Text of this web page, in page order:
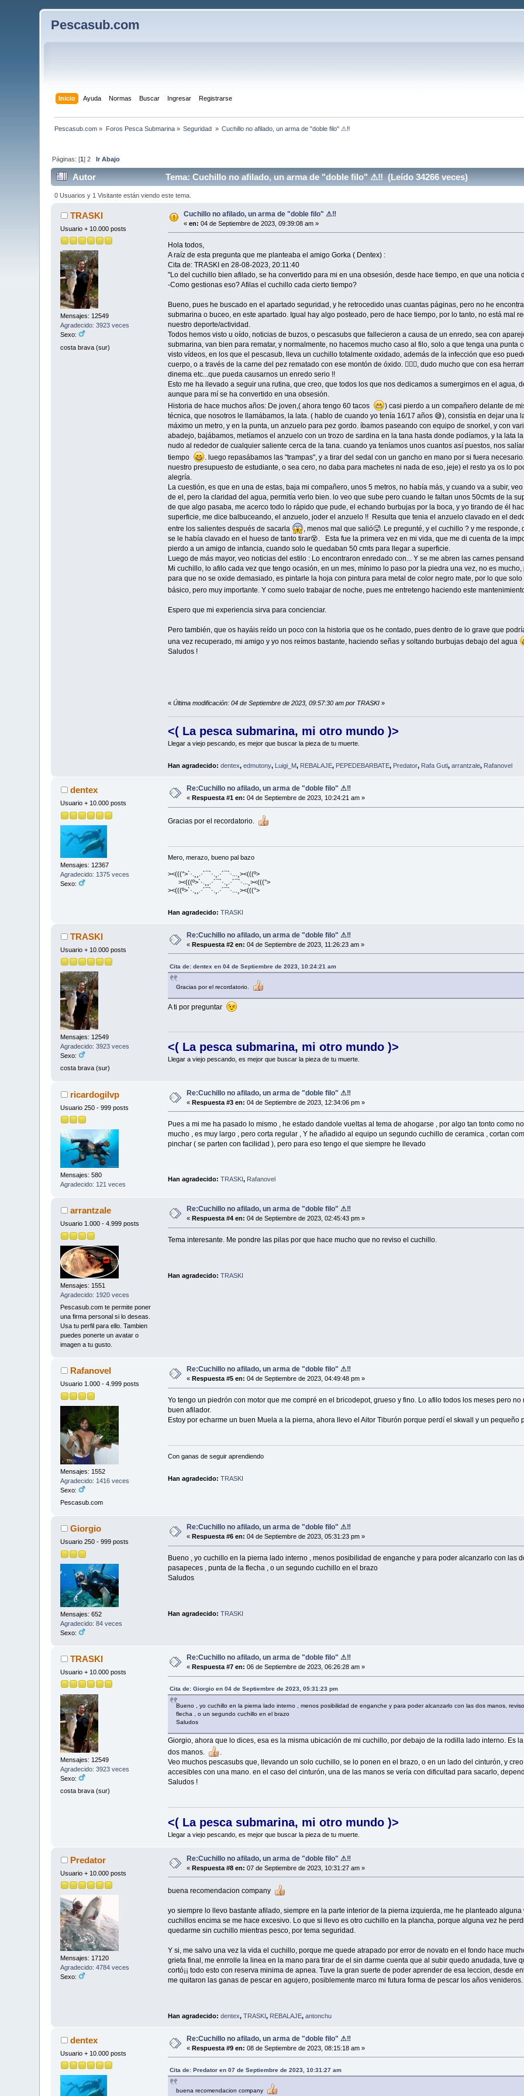
Pescasub.com
Inicio Ayuda Normas Buscar Ingresar Registrarse
Pescasub.com » Foros Pesca Submarina» Seguridad » Cuchillo no afilado, un arma de "doble filo" ⚠‼
Páginas: [1]2 Ir Abajo
Autor Tema: Cuchillo no afilado, un arma de "doble filo" ⚠‼ (Leído 34266 veces)
0 Usuarios y 1 Visitante están viendo este tema.
TRASKI
Usuario + 10.000 posts
Mensajes: 12549
Agradecido: 3923 veces
Sexo:
costa brava (sur)
Cuchillo no afilado, un arma de "doble filo" ⚠‼
«en: 04 de Septiembre de 2023, 09:39:08 am »
Hola todos,
A raíz de esta pregunta que me planteaba el amigo Gorka ( Dentex) :
Cita de: TRASKI en 28-08-2023, 20:11:40
"Lo del cuchillo bien afilado, se ha convertido para mi en una obsesión, desde hace tiempo, en que una noticia
-Como gestionas eso? Afilas el cuchillo cada cierto tiempo?
Bueno, pues he buscado en el apartado seguridad, y he retrocedido unas cuantas páginas, pero no he
submarina o buceo, en este apartado. Igual hay algo posteado, pero de hace tiempo, por lo tanto, no está mal
nuestro deporte/actividad.
Todos hemos visto u oído, noticias de buzos, o pescasubs que fallecieron a causa de un enredo, sea con
submarina, van bien para rematar, y normalmente, no hacemos mucho caso al filo, solo a que tenga una
visto vídeos, en los que el pescasub, lleva un cuchillo totalmente oxidado, además de la infección que eso
cuerpo, o a través de la carne del pez rematado con ese montón de óxido. 🤦🏽‍♂️, dudo mucho que con esa
dinema etc...que pueda causarnos un enredo serio !!
Esto me ha llevado a seguir una rutina, que creo, que todos los que nos dedicamos a sumergirnos en el agua,
aunque para mí se ha convertido en una obsesión.
Historia de hace muchos años: De joven,( ahora tengo 60 tacos
) casi pierdo a un compañero delante de
técnica, que nosotros le llamábamos, la lata. ( hablo de cuando yo tenía 16/17 años 😅), consistía en dejar una
máximo un metro, y en la punta, un anzuelo para pez gordo. íbamos paseando con equipo de snorkel, y con
abadejo, bajábamos, metíamos el anzuelo con un trozo de sardina en la tana hasta donde podíamos, y la lata
nudo al rededor de cualquier saliente cerca de la tana. cuando ya teníamos unos cuantos así puestos, nos
tiempo
. luego repasábamos las "trampas", y a tirar del sedal con un gancho en mano por si fuera
nuestro presupuesto de estudiante, o sea cero, no daba para machetes ni nada de eso, jeje) el resto ya os lo
alegría.
La cuestión, es que en una de estas, baja mi compañero, unos 5 metros, no había más, y cuando va a subir,
de el, pero la claridad del agua, permitía verlo bien. lo veo que sube pero cuando le faltan unos 50cmts de la
de que algo pasaba, me acerco todo lo rápido que pude, el echando burbujas por la boca, y yo tirando de él
superficie, me dice balbuceando, el anzuelo, joder el anzuelo !! Resulta que tenia el anzuelo clavado en el
entre los salientes después de sacarla
, menos mal que salió🥵. Le pregunté, y el cuchillo ? y me
se le había clavado en el hueso de tanto tirar😵. Esta fue la primera vez en mi vida, que me di cuenta de la
pierdo a un amigo de infancia, cuando solo le quedaban 50 cmts para llegar a superficie.
Luego de más mayor, veo noticias del estilo : Lo encontraron enredado con... Y se me abren las carnes
Mi cuchillo, lo afilo cada vez que tengo ocasión, en un mes, mínimo lo paso por la piedra una vez, no es
para que no se oxide demasiado, es pintarle la hoja con pintura para metal de color negro mate, por lo que
básico, pero muy importante. Y como suelo trabajar de noche, pues me entretengo haciendo este
Espero que mi experiencia sirva para concienciar.
Pero también, que os hayáis reído un poco con la historia que os he contado, pues dentro de lo grave que
una vez recuperado, mi amigo y yo nos reímos bastante, haciendo señas y soltando burbujas debajo del agua
Saludos !
« Última modificación: 04 de Septiembre de 2023, 09:57:30 am por TRASKI»
<( La pesca submarina, mi otro mundo )>
Llegar a viejo pescando, es mejor que buscar la pieza de tu muerte.
Han agradecido: dentex, edmutony, Luigi_M, REBALAJE, PEPEDEBARBATE, Predator, Rafa Guti, arrantzale, Rafanovel
dentex
Usuario + 10.000 posts
Mensajes: 12367
Agradecido: 1375 veces
Sexo:
Re:Cuchillo no afilado, un arma de "doble filo" ⚠‼
« Respuesta #1 en: 04 de Septiembre de 2023, 10:24:21 am »
Gracias por el recordatorio.
Mero, merazo, bueno pal bazo
><(((°>`·.¸¸.·´¯`·.¸.·´¯`·...¸><(((º>
><(((º>`·.¸¸.·´¯`·.¸.·´¯`·...¸><(((°>
><(((º>`·.¸¸.·´¯`·.¸.·´¯`·...¸><(((°>
Han agradecido: TRASKI
TRASKI
Usuario + 10.000 posts
Mensajes: 12549
Agradecido: 3923 veces
Sexo:
costa brava (sur)
Re:Cuchillo no afilado, un arma de "doble filo" ⚠‼
«Respuesta #2 en: 04 de Septiembre de 2023, 11:26:23 am »
Cita de: dentex en 04 de Septiembre de 2023, 10:24:21 am
Gracias por el recordatorio.
A ti por preguntar
<( La pesca submarina, mi otro mundo )>
Llegar a viejo pescando, es mejor que buscar la pieza de tu muerte.
ricardogilvp
Usuario 250 - 999 posts
Mensajes: 580
Agradecido: 121 veces
Re:Cuchillo no afilado, un arma de "doble filo" ⚠‼
«Respuesta #3 en: 04 de Septiembre de 2023, 12:34:06 pm »
Pues a mi me ha pasado lo mismo , he estado dandole vueltas al tema de ahogarse , por algo tan tonto como
mucho , es muy largo , pero corta regular , Y he añadido al equipo un segundo cuchillo de ceramica , cortan
pinchar ( se parten con facilidad ), pero para eso tengo el que siempre he llevado
Han agradecido: TRASKI, Rafanovel
arrantzale
Usuario 1.000 - 4.999 posts
Mensajes: 1551
Agradecido: 1920 veces
Pescasub.com te permite poner
una firma personal si lo deseas.
Usa tu perfil para ello. Tambien
puedes ponerte un avatar o
imagen a tu gusto.
Re:Cuchillo no afilado, un arma de "doble filo" ⚠‼
« Respuesta #4 en: 04 de Septiembre de 2023, 02:45:43 pm »
Tema interesante. Me pondre las pilas por que hace mucho que no reviso el cuchillo.
Han agradecido: TRASKI
Rafanovel
Usuario 1.000 - 4.999 posts
Mensajes: 1552
Agradecido: 1416 veces
Sexo:
Pescasub.com
Re:Cuchillo no afilado, un arma de "doble filo" ⚠‼
« Respuesta #5 en: 04 de Septiembre de 2023, 04:49:48 pm »
Yo tengo un piedrón con motor que me compré en el bricodepot, grueso y fino. Lo afilo todos los meses pero
buen afilador.
Estoy por echarme un buen Muela a la pierna, ahora llevo el Aitor Tiburón porque perdí el skwall y un pequeño
Con ganas de seguir aprendiendo
Han agradecido: TRASKI
Giorgio
Usuario 250 - 999 posts
Mensajes: 652
Agradecido: 84 veces
Sexo:
Re:Cuchillo no afilado, un arma de "doble filo" ⚠‼
« Respuesta #6 en: 04 de Septiembre de 2023, 05:31:23 pm »
Bueno , yo cuchillo en la pierna lado interno , menos posibilidad de enganche y para poder alcanzarlo con las
pasapeces , punta de la flecha , o un segundo cuchillo en el brazo
Saludos
Han agradecido: TRASKI
TRASKI
Usuario + 10.000 posts
Mensajes: 12549
Agradecido: 3923 veces
Sexo:
costa brava (sur)
Re:Cuchillo no afilado, un arma de "doble filo" ⚠‼
«Respuesta #7 en: 06 de Septiembre de 2023, 06:26:28 am »
Cita de: Giorgio en 04 de Septiembre de 2023, 05:31:23 pm
Bueno , yo cuchillo en la pierna lado interno , menos posibilidad de enganche y para poder alcanzarlo con las dos manos,
flecha , o un segundo cuchillo en el brazo
Saludos
Giorgio, ahora que lo dices, esa es la misma ubicación de mi cuchillo, por debajo de la rodilla lado interno. Es
dos manos.
.
Veo muchos pescasubs que, llevando un solo cuchillo, se lo ponen en el brazo, o en un lado del cinturón, y
accesibles con una mano. en el caso del cinturón, una de las manos se vería con dificultad para sacarlo,
Saludos !
<( La pesca submarina, mi otro mundo )>
Llegar a viejo pescando, es mejor que buscar la pieza de tu muerte.
Predator
Usuario + 10.000 posts
Mensajes: 17120
Agradecido: 4784 veces
Sexo:
Re:Cuchillo no afilado, un arma de "doble filo" ⚠‼
«Respuesta #8 en: 07 de Septiembre de 2023, 10:31:27 am »
buena recomendacion company
yo siempre lo llevo bastante afilado, siempre en la parte interior de la pierna izquierda, me he planteado
cuchillos encima se me hace excesivo. Lo que si llevo es otro cuchillo en la plancha, porque alguna vez he
quedarme sin cuchillo mientras pesco, por tema seguridad.
Y si, me salvo una vez la vida el cuchillo, porque me quede atrapado por error de novato en el fondo hace
grieta final, me enrrolle la linea en la mano para tirar de el sin darme cuenta que al subir quedo anudada, tuve
cortó¡¡ todo esto con reserva minima de apnea. Tuve la gran suerte de poder aprender de esa leccion, desde
me quitaron las ganas de pescar en agujero, posiblemente marco mi futura forma de pescar los años venideros.
Han agradecido: dentex, TRASKI, REBALAJE, antonchu
dentex
Usuario + 10.000 posts
Re:Cuchillo no afilado, un arma de "doble filo" ⚠‼
«Respuesta #9 en: 08 de Septiembre de 2023, 08:15:18 am »
Cita de: Predator en 07 de Septiembre de 2023, 10:31:27 am
buena recomendacion company